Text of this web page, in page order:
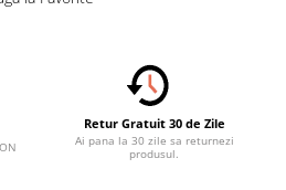
Retur Gratuit 30 de Zile
Ai pana la 30 zile sa returnezi
produsul.